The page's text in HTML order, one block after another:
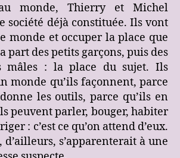
monde, Thierry et Michel
société déjà constituée. Ils vont
monde et occuper la place que
part des petits garçons, puis des
mâles : la place du sujet. Ils
monde qu’ils façonnent, parce
les outils, parce qu’ils en
peuvent parler, bouger, habiter
: c’est ce qu’on attend d’eux.
s’apparenterait à une